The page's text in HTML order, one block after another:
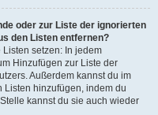
oder zur Liste der ignorierten
den Listen entfernen?
Listen setzen: In jedem
Hinzufügen zur Liste der
Außerdem kannst du im
Listen hinzufügen, indem du
kannst du sie auch wieder